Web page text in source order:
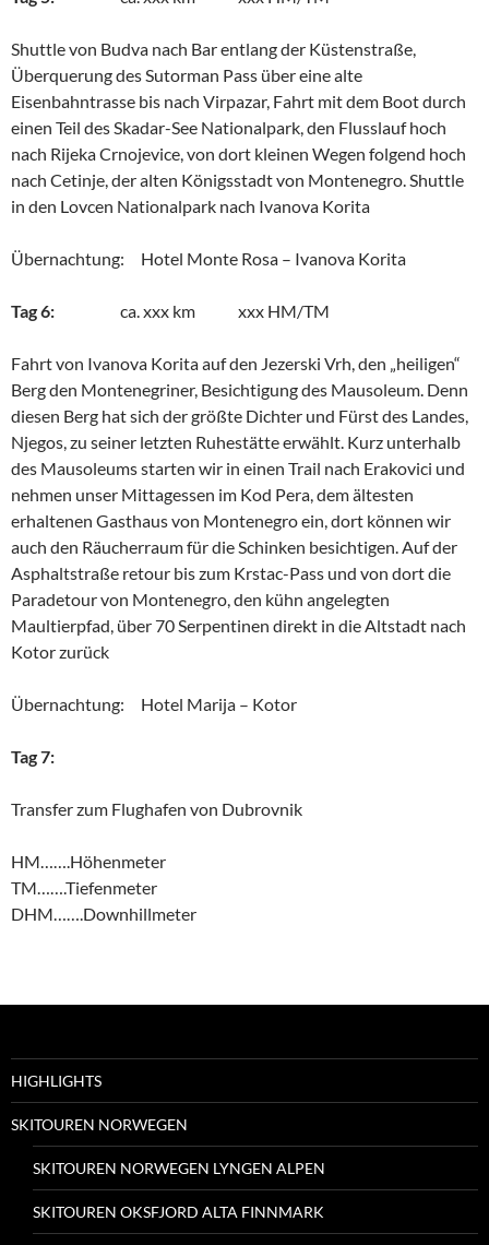
Shuttle von Budva nach Bar entlang der Küstenstraße,
Überquerung des Sutorman Pass über eine alte
Eisenbahntrasse bis nach Virpazar, Fahrt mit dem Boot durch
einen Teil des Skadar-See Nationalpark, den Flusslauf hoch
nach Rijeka Crnojevice, von dort kleinen Wegen folgend hoch
nach Cetinje, der alten Königsstadt von Montenegro. Shuttle
in den Lovcen Nationalpark nach Ivanova Korita
Übernachtung: Hotel Monte Rosa – Ivanova Korita
Tag 6: ca. xxx km xxx HM/TM
Fahrt von Ivanova Korita auf den Jezerski Vrh, den „heiligen“
Berg den Montenegriner, Besichtigung des Mausoleum. Denn
diesen Berg hat sich der größte Dichter und Fürst des Landes,
Njegos, zu seiner letzten Ruhestätte erwählt. Kurz unterhalb
des Mausoleums starten wir in einen Trail nach Erakovici und
nehmen unser Mittagessen im Kod Pera, dem ältesten
erhaltenen Gasthaus von Montenegro ein, dort können wir
auch den Räucherraum für die Schinken besichtigen. Auf der
Asphaltstraße retour bis zum Krstac-Pass und von dort die
Paradetour von Montenegro, den kühn angelegten
Maultierpfad, über 70 Serpentinen direkt in die Altstadt nach
Kotor zurück
Übernachtung: Hotel Marija – Kotor
Tag 7:
Transfer zum Flughafen von Dubrovnik
HM…….Höhenmeter
TM…….Tiefenmeter
DHM…….Downhillmeter
HIGHLIGHTS
SKITOUREN NORWEGEN
SKITOUREN NORWEGEN LYNGEN ALPEN
SKITOUREN OKSFJORD ALTA FINNMARK